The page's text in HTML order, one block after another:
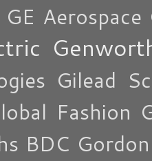
GE Aerospace
Gilead
Fashion
BDC